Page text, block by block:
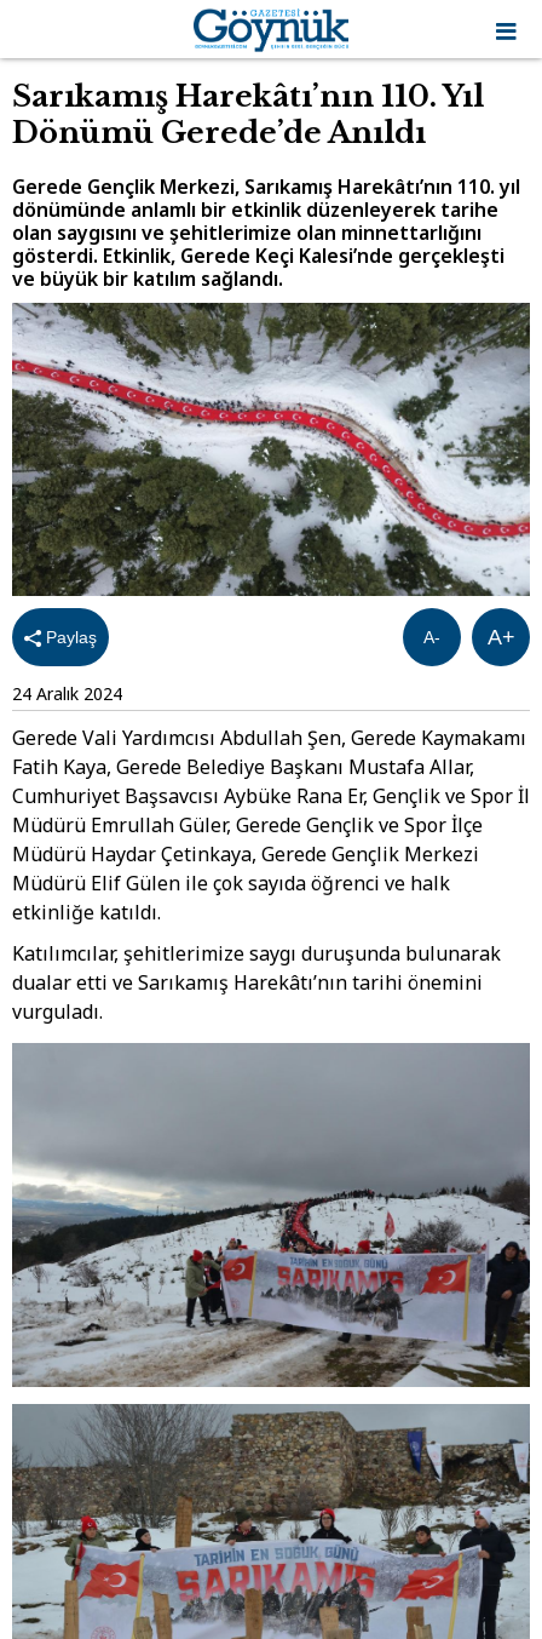
Sarıkamış Harekâtı’nın 110. Yıl
Dönümü Gerede’de Anıldı
Gerede Gençlik Merkezi, Sarıkamış Harekâtı’nın 110. yıl
dönümünde anlamlı bir etkinlik düzenleyerek tarihe
olan saygısını ve şehitlerimize olan minnettarlığını
gösterdi. Etkinlik, Gerede Keçi Kalesi’nde gerçekleşti
ve büyük bir katılım sağlandı.
Paylaş A+
A-
24 Aralık 2024
Gerede Vali Yardımcısı Abdullah Şen, Gerede Kaymakamı
Fatih Kaya, Gerede Belediye Başkanı Mustafa Allar,
Cumhuriyet Başsavcısı Aybüke Rana Er, Gençlik ve Spor İl
Müdürü Emrullah Güler, Gerede Gençlik ve Spor İlçe
Müdürü Haydar Çetinkaya, Gerede Gençlik Merkezi
Müdürü Elif Gülen ile çok sayıda öğrenci ve halk
etkinliğe katıldı.
Katılımcılar, şehitlerimize saygı duruşunda bulunarak
dualar etti ve Sarıkamış Harekâtı’nın tarihi önemini
vurguladı.